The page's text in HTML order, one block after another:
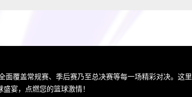
面覆盖常规赛、季后赛乃至总决赛等每一场精彩对决。这里
宴，点燃您的篮球激情！